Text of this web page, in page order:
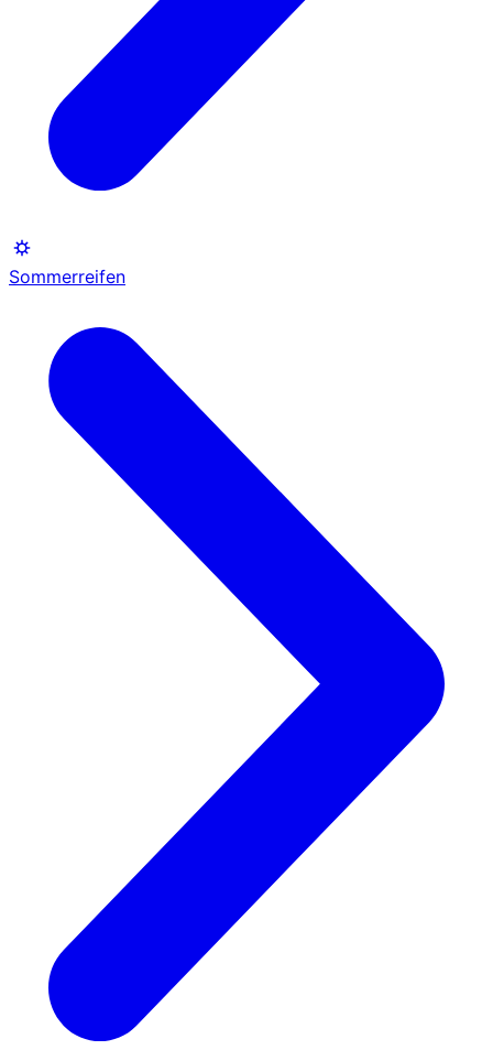
Sommerreifen